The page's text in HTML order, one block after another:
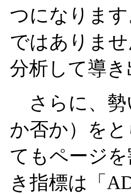
つになりま
ではありま
分析して導
さらに、勢
か否か）を
てもページ
き指標は「